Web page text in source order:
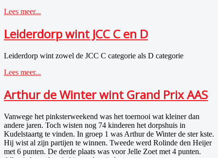
Lees meer...
Leiderdorp wint JCC C en D
Leiderdorp wint zowel de JCC C categorie als D categorie
Lees meer...
Arthur de Winter wint Grand Prix AAS
Vanwege het pinksterweekend was het toernooi wat kleiner dan
andere jaren. Toch wisten nog 74 kinderen het dorpshuis in
Kudelstaartg te vinden. In groep 1 was Arthur de Winter de sterkste.
Hij wist al zijn partijen te winnen. Tweede werd Rolinde den Heijer
met 6 punten. De derde plaats was voor Jelle Zoet met 4 punten.